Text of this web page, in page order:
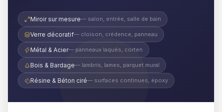
Miroir sur mesure— salon, entrée, salle de bain
Verre décoratif— cloison, crédence, panneau
Métal & Acier— panneaux laqués, corten
Bois & Bardage— lambris, lames, parquet mural
Résine & Béton ciré— surfaces continues, époxy